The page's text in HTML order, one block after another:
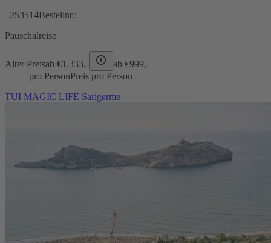
253514Bestellnr.:
Pauschalreise
Alter Preisab €1.333,- ab €999,-
pro PersonPreis pro Person
TUI MAGIC LIFE Sarigerme